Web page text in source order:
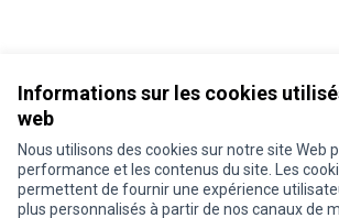
Informations sur les cookies
web
Nous utilisons des cookies sur notre site Web
performance et les contenus du site. Les
permettent de fournir une expérience
plus personnalisés à partir de nos canaux de
Conditions d'utilisation
Paramètres des cookies
Je participe ! sur X
Je participe ! sur Facebook
Je participe ! sur Instagram